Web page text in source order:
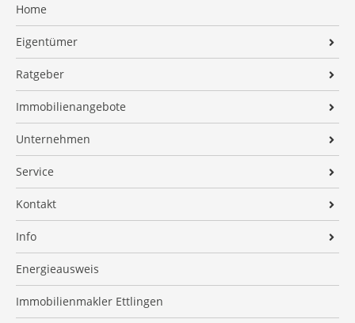
Home
Eigentümer
Verkaufen
Vermieten
Ratgeber
Ratgeber Immobilienerbe
Ratgeber Immobilie in der Scheidung
Ratgeber Wohnen im Alter
Ratgeber Verkaufen ohne Makler
Ratgeber Preisfindung
Ratgeber Immobilienwelt erklärt
Ratgeber Sanierung
Angaben für den Energieausweis
Immobilienangebote
Alle Angebote
Widerrufsbelehrung
Finanzierung
Energieausweis
Suchauftrag
Unternehmen
Firmenprofil
Team
Kundenstimmen Verkauf
Auszeichnungen
Kundenstimmen Vermietung
Kooperationspartner
Service
Finanzierung
Persönliche Nachbetreuung
Immobilien-ABC
Umzugs-Checkliste
Blog
Kontakt
Impressum
Datenschutz
Informationspflicht nach § 13 und § 14 DSGVO
Info
Kundenstimmen Meixner
Kundenstimmen Weiler
Kundenstimmen Bereit
Energieausweis
Immobilienmakler Ettlingen